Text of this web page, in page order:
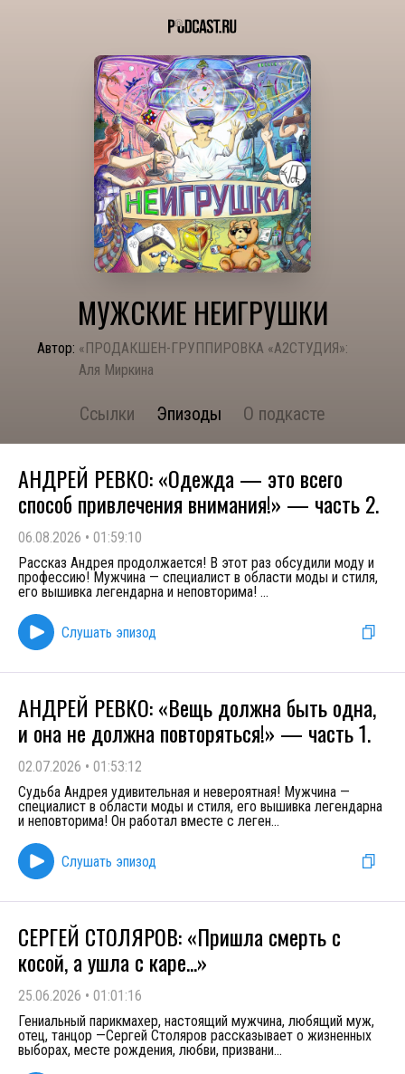
МУЖСКИЕ НЕИГРУШКИ
Автор: «ПРОДАКШЕН-ГРУППИРОВКА «А2СТУДИЯ»:
Аля Миркина
Ссылки Эпизоды О подкасте
АНДРЕЙ РЕВКО: «Одежда — это всего
способ привлечения внимания!» — часть 2.
06.08.2026 • 01:59:10
Рассказ Андрея продолжается! В этот раз обсудили моду и
профессию! Мужчина — специалист в области моды и стиля,
его вышивка легендарна и неповторима! ...
Слушать эпизод
АНДРЕЙ РЕВКО: «Вещь должна быть одна,
и она не должна повторяться!» — часть 1.
02.07.2026 • 01:53:12
Судьба Андрея удивительная и невероятная! Мужчина —
специалист в области моды и стиля, его вышивка легендарна
и неповторима! Он работал вместе с леген...
Слушать эпизод
СЕРГЕЙ СТОЛЯРОВ: «Пришла смерть с
косой, а ушла с каре...»
25.06.2026 • 01:01:16
Гениальный парикмахер, настоящий мужчина, любящий муж,
отец, танцор —Сергей Столяров рассказывает о жизненных
выборах, месте рождения, любви, призвани...